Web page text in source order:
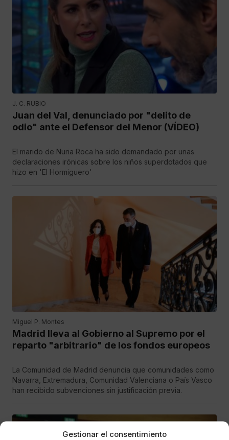
Gestionar el consentimiento
J. C. RUBIO
Juan del Val, denunciado por "delito de
odio" ante el Defensor del Menor (VÍDEO)
El marido de Nuria Roca ha sido demandado por unas
declaraciones irónicas sobre los niños superdotados que
hizo en 'El Hormiguero'
Miguel P. Montes
Madrid lleva al Gobierno al Supremo por el
reparto "arbitrario" de los fondos europeos
La Comunidad de Madrid denuncia que comunidades como
Navarra, Extremadura, Comunidad Valenciana o País Vasco
han recibido subvenciones sin justificación previa.